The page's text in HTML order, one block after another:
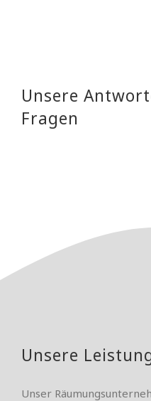
Unsere
Fragen
Unsere
Unser